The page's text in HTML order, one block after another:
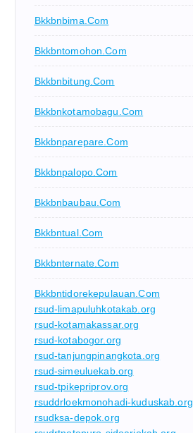
Bkkbnbima.com
Bkkbntomohon.com
Bkkbnbitung.com
Bkkbnkotamobagu.com
Bkkbnparepare.com
Bkkbnpalopo.com
Bkkbnbaubau.com
Bkkbntual.com
Bkkbnternate.com
Bkkbntidorekepulauan.com
rsud-limapuluhkotakab.org
rsud-kotamakassar.org
rsud-kotabogor.org
rsud-tanjungpinangkota.org
rsud-simeuluekab.org
rsud-tpikepriprov.org
rsuddrloekmonohadi-kuduskab.org
rsudksa-depok.org